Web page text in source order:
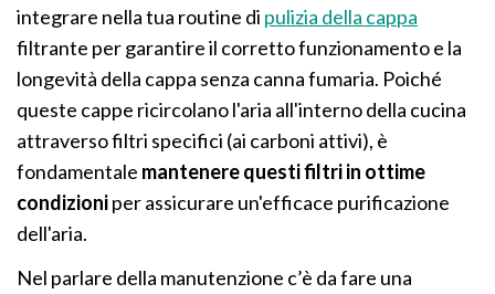
integrare nella tua routine di pulizia della cappa
filtrante per garantire il corretto funzionamento e la
longevità della cappa senza canna fumaria. Poiché
queste cappe ricircolano l'aria all'interno della cucina
attraverso filtri specifici (ai carboni attivi), è
fondamentale mantenere questi filtri in ottime
condizioniper assicurare un'efficace purificazione
dell'aria.
Nel parlare della manutenzione c’è da fare una